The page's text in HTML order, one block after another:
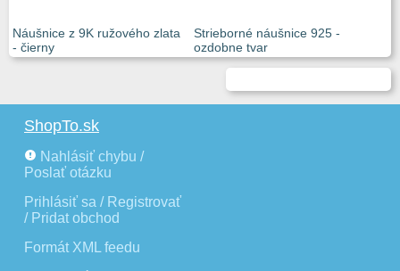
Náušnice z 9K ružového zlata
- čierny
Strieborné náušnice 925 -
ozdobne tvar
ShopTo.sk
Nahlásiť chybu /
Poslať otázku
Prihlásiť sa / Registrovať
/ Pridat obchod
Formát XML feedu